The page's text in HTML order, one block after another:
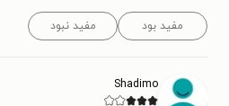
مفید بود مفید نبود
Shadimo